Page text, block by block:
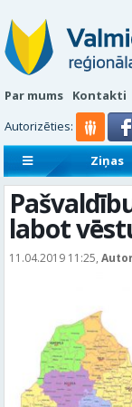
Par mums Kontakti
Autorizēties:
Ziņas
Sludinājumi
labot
11.04.2019 11:25,